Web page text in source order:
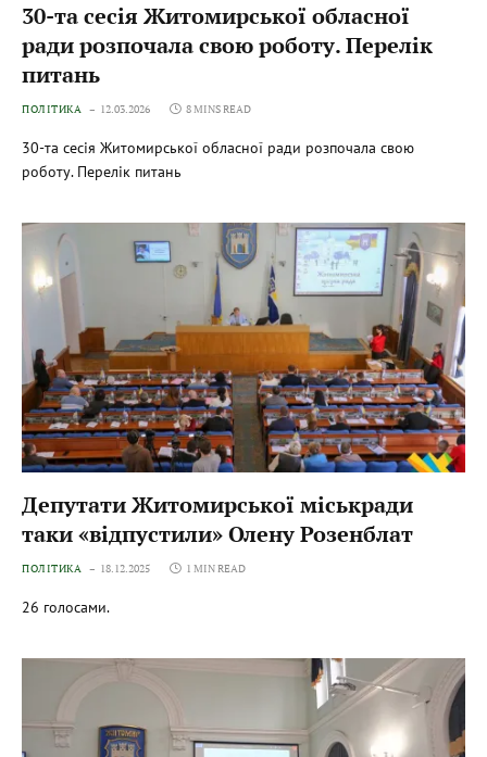
30-та сесія Житомирської обласної
ради розпочала свою роботу. Перелік
питань
ПОЛІТИКА 12.03.2026 8 MINS READ
30-та сесія Житомирської обласної ради розпочала свою
роботу. Перелік питань
Депутати Житомирської міськради
таки «відпустили» Олену Розенблат
ПОЛІТИКА 18.12.2025 1 MIN READ
26 голосами.